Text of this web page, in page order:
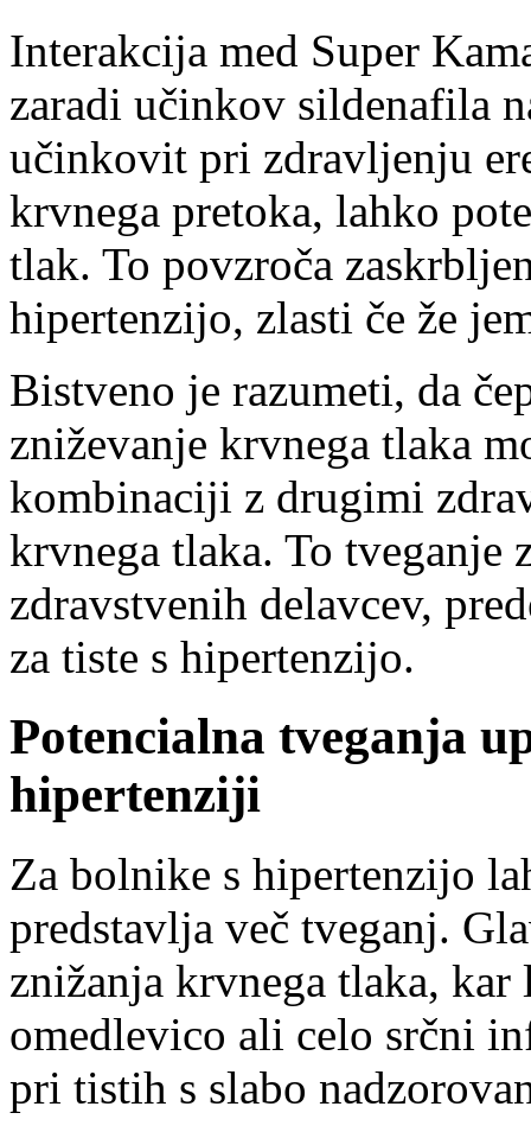
Interakcija med Super
zaradi učinkov sildenafila
učinkovit pri zdravljenju
krvnega pretoka, lahko
tlak. To povzroča
hipertenzijo, zlasti če že
Bistveno je razumeti, da
zniževanje krvnega tlaka
kombinaciji z drugimi
krvnega tlaka. To tveganje
zdravstvenih delavcev,
za tiste s hipertenzijo.
Potencialna tveganja
hipertenziji
Za bolnike s hipertenzijo
predstavlja več tveganj.
znižanja krvnega tlaka,
omedlevico ali celo srčni
pri tistih s slabo